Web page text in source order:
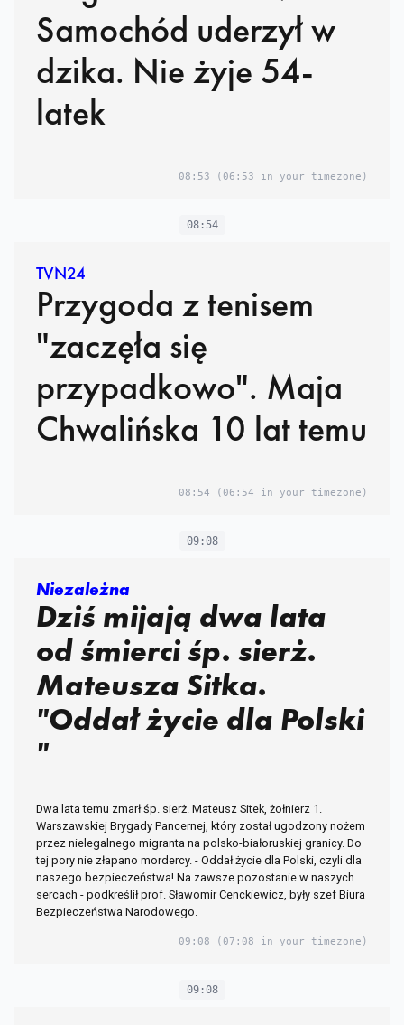
Samochód uderzył w
dzika. Nie żyje 54-
latek
08:53 (06:53 in your timezone)
08:54
TVN24
Przygoda z tenisem
"zaczęła się
przypadkowo". Maja
Chwalińska 10 lat temu
08:54 (06:54 in your timezone)
09:08
Niezależna
Dziś mijają dwa lata
od śmierci śp. sierż.
Mateusza Sitka.
"Oddał życie dla Polski
"
Dwa lata temu zmarł śp. sierż. Mateusz Sitek, żołnierz 1.
Warszawskiej Brygady Pancernej, który został ugodzony nożem
przez nielegalnego migranta na polsko-białoruskiej granicy. Do
tej pory nie złapano mordercy. - Oddał życie dla Polski, czyli dla
naszego bezpieczeństwa! Na zawsze pozostanie w naszych
sercach - podkreślił prof. Sławomir Cenckiewicz, były szef Biura
Bezpieczeństwa Narodowego.
09:08 (07:08 in your timezone)
09:08